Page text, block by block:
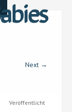
Next →
Veröffentlicht